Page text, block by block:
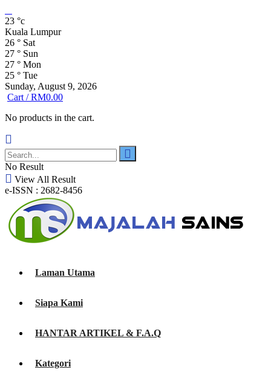
23 °c
Kuala Lumpur
26 ° Sat
27 ° Sun
27 ° Mon
25 ° Tue
Sunday, August 9, 2026
Cart /RM0.00
No products in the cart.
No Result
View All Result
e-ISSN : 2682-8456
Laman Utama
Siapa Kami
HANTAR ARTIKEL & F.A.Q
Kategori